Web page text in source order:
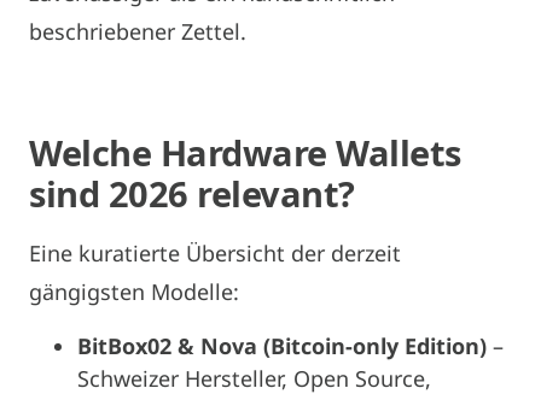
beschriebener Zettel.
Welche Hardware Wallets
sind 2026 relevant?
Eine kuratierte Übersicht der derzeit
gängigsten Modelle:
BitBox02 & Nova (Bitcoin-only Edition) –
Schweizer Hersteller, Open Source,